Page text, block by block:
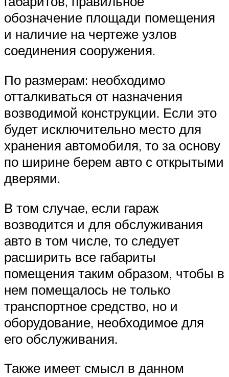
обозначение площади помещения
и наличие на чертеже узлов
соединения сооружения.
По размерам: необходимо
отталкиваться от назначения
возводимой конструкции. Если это
будет исключительно место для
хранения автомобиля, то за основу
по ширине берем авто с открытыми
дверями.
В том случае, если гараж
возводится и для обслуживания
авто в том числе, то следует
расширить все габариты
помещения таким образом, чтобы в
нем помещалось не только
транспортное средство, но и
оборудование, необходимое для
его обслуживания.
Также имеет смысл в данном